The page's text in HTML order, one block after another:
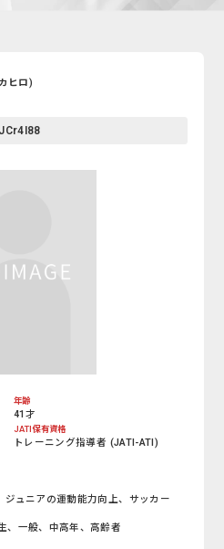
ヒロ)
年齢
41才
JATI保有資格
トレーニング指導者 (JATI-ATI)
ジュニアの運動能力向上、サッカー
、一般、中高年、高齢者